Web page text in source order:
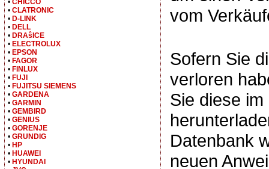
vom
Sofern Sie
verloren
Sie diese
Datenbank
neuen
• CHICCO
• CLATRONIC
• D-LINK
• DELL
• DRAŝICE
• ELECTROLUX
• EPSON
• FAGOR
• FINLUX
• FUJI
• FUJITSU SIEMENS
• GARDENA
• GARMIN
• GEMBIRD
• GENIUS
• GORENJE
• GRUNDIG
• HP
• HUAWEI
• HYUNDAI